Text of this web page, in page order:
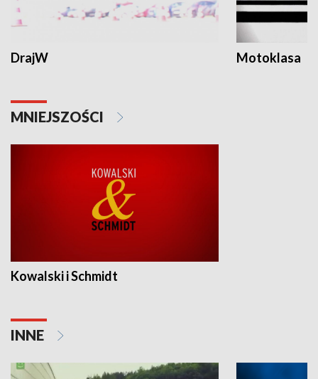
DrajW Motoklasa
MNIEJSZOŚCI
Kowalski i Schmidt
INNE